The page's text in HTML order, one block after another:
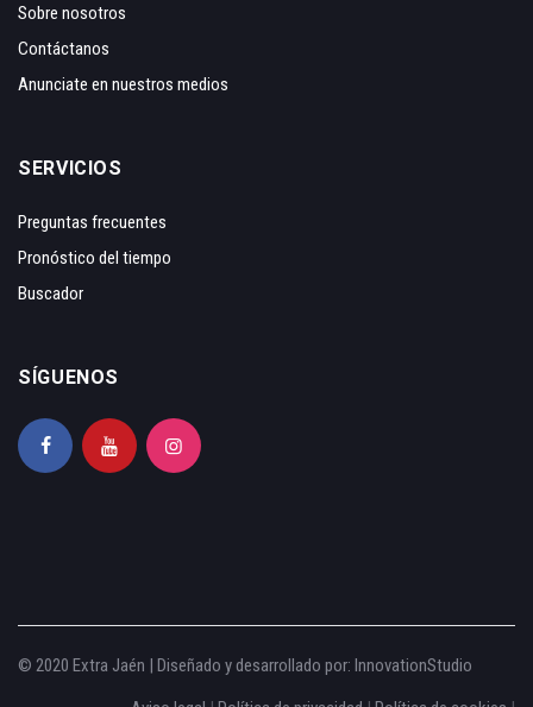
Sobre nosotros
Contáctanos
Anunciate en nuestros medios
SERVICIOS
Preguntas frecuentes
Pronóstico del tiempo
Buscador
SÍGUENOS
© 2020 Extra Jaén | Diseñado y desarrollado por: InnovationStudio